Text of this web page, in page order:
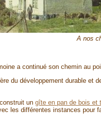
A nos
a continué son chemin au
du développement durable
un gîte en pan de bois et
les différentes instances pour